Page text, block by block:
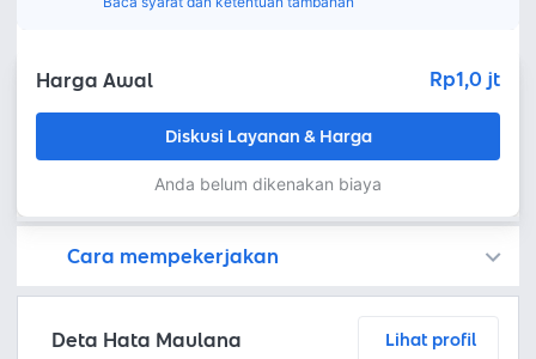
Harga Awal Rp1,0 jt
Diskusi Layanan & Harga
Anda belum dikenakan biaya
Cara mempekerjakan
Deta Hata Maulana Lihat profil